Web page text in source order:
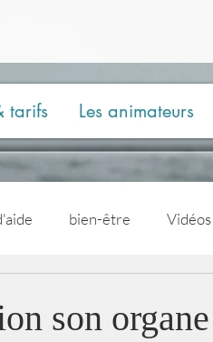
tarifs Les animateurs
bien-être Vidéos
son organe